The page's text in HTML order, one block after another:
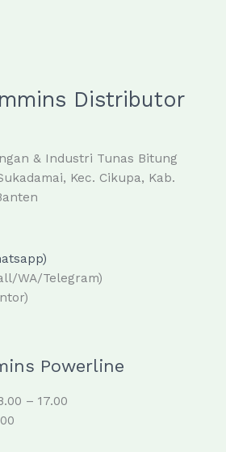
Distributor
& Industri Tunas Bitung
Kec. Cikupa, Kab.
WA/Telegram)
Powerline
– 17.00